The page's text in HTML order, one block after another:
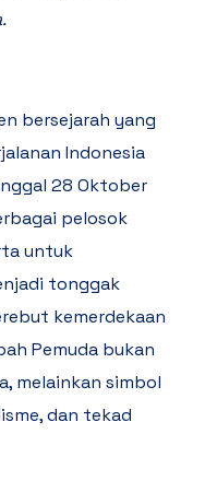
bersejarah yang
Indonesia
28 Oktober
pelosok
untuk
tonggak
kemerdekaan
Pemuda bukan
melainkan simbol
dan tekad